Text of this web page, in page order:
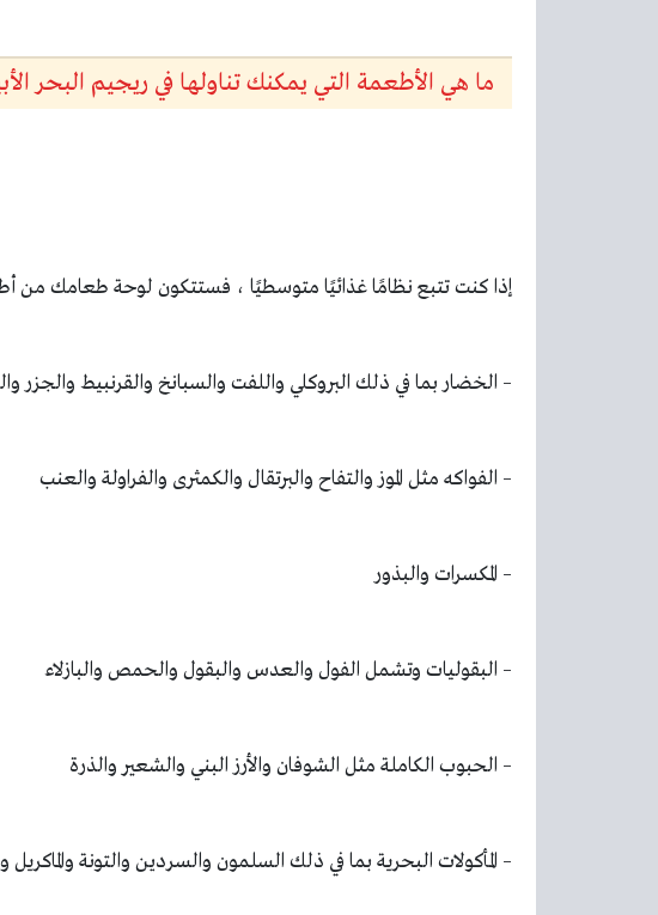
ما هي الأطعمة التي يمكنك تناولها في ريجيم البحر
إذا كنت تتبع نظامًا غذائيًا متوسطيًا ، فستتكون لوحة طعامك من
– الخضار بما في ذلك البروكلي واللفت والسبانخ والقرنبيط والجزر
– الفواكه مثل الموز والتفاح والبرتقال والكمثرى والفراولة والعنب
– المكسرات والبذور
– البقوليات وتشمل الفول والعدس والبقول والحمص والبازلاء
– الحبوب الكاملة مثل الشوفان والأرز البني والشعير والذرة
– المأكولات البحرية بما في ذلك السلمون والسردين والتونة والماكريل